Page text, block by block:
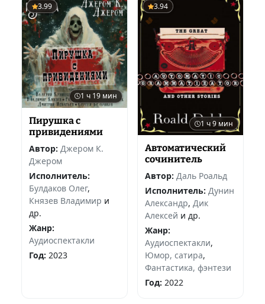
3.99
1 ч 19 мин
Пирушка с
привидениями
Автор: Джером К.
Джером
Исполнитель:
Булдаков Олег,
Князев Владимир и
др.
Жанр:
Аудиоспектакли
Год: 2023
3.94
1 ч 9 мин
Автоматический
сочинитель
Автор: Даль Роальд
Исполнитель: Дунин
Александр, Дик
Алексей и др.
Жанр:
Аудиоспектакли,
Юмор, сатира,
Фантастика, фэнтези
Год: 2022